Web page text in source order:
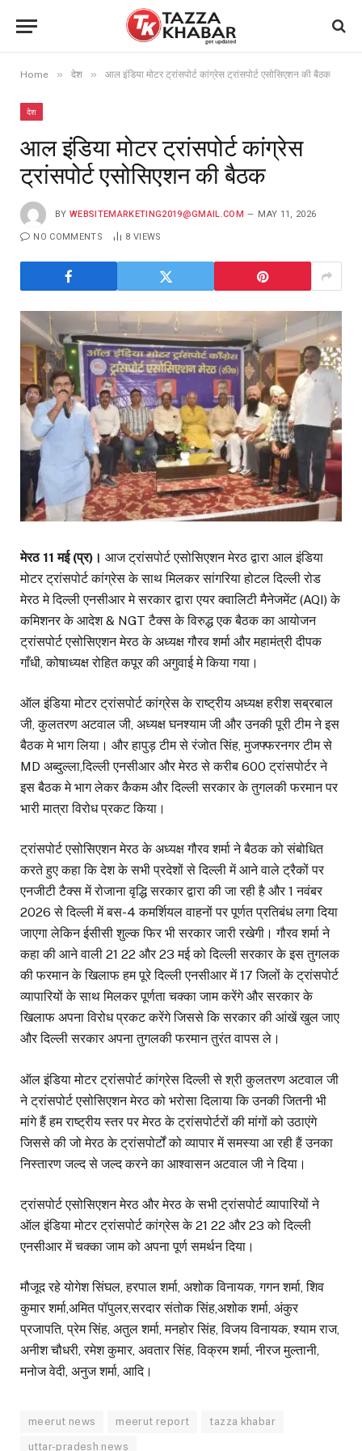
Home » देश » आल इंडिया मोटर ट्रांसपोर्ट कांग्रेस ट्रांसपोर्ट एसोसिएशन की बैठक
देश
आल इंडिया मोटर ट्रांसपोर्ट कांग्रेस
ट्रांसपोर्ट एसोसिएशन की बैठक
BY WEBSITEMARKETING2019@GMAIL.COM MAY 11, 2026
NO COMMENTS 8 VIEWS
मेरठ 11 मई (प्र)। आज ट्रांसपोर्ट एसोसिएशन मेरठ द्वारा आल इंडिया
मोटर ट्रांसपोर्ट कांग्रेस के साथ मिलकर सांगरिया होटल दिल्ली रोड
मेरठ मे दिल्ली एनसीआर मे सरकार द्वारा एयर क्वालिटी मैनेजमेंट (AQI) के
कमिशनर के आदेश & NGT टैक्स के विरुद्ध एक बैठक का आयोजन
ट्रांसपोर्ट एसोसिएशन मेरठ के अध्यक्ष गौरव शर्मा और महामंत्री दीपक
गाँधी, कोषाध्यक्ष रोहित कपूर की अगुवाई मे किया गया।
ऑल इंडिया मोटर ट्रांसपोर्ट कांग्रेस के राष्ट्रीय अध्यक्ष हरीश सब्रबाल
जी, कुलतरण अटवाल जी, अध्यक्ष घनश्याम जी और उनकी पूरी टीम ने इस
बैठक मे भाग लिया। और हापुड़ टीम से रंजोत सिंह, मुजफ्फरनगर टीम से
MD अब्दुल्ला,दिल्ली एनसीआर और मेरठ से करीब 600 ट्रांसपोर्टर ने
इस बैठक मे भाग लेकर कैकम और दिल्ली सरकार के तुगलकी फरमान पर
भारी मात्रा विरोध प्रकट किया।
ट्रांसपोर्ट एसोसिएशन मेरठ के अध्यक्ष गौरव शर्मा ने बैठक को संबोधित
करते हुए कहा कि देश के सभी प्रदेशों से दिल्ली में आने वाले ट्रैकों पर
एनजीटी टैक्स में रोजाना वृद्धि सरकार द्वारा की जा रही है और 1 नवंबर
2026 से दिल्ली में बस-4 कमर्शियल वाहनों पर पूर्णत प्रतिबंध लगा दिया
जाएगा लेकिन ईसीसी शुल्क फिर भी सरकार जारी रखेगी। गौरव शर्मा ने
कहा की आने वाली 21 22 और 23 मई को दिल्ली सरकार के इस तुगलक
की फरमान के खिलाफ हम पूरे दिल्ली एनसीआर में 17 जिलों के ट्रांसपोर्ट
व्यापारियों के साथ मिलकर पूर्णता चक्का जाम करेंगे और सरकार के
खिलाफ अपना विरोध प्रकट करेंगे जिससे कि सरकार की आंखें खुल जाए
और दिल्ली सरकार अपना तुगलकी फरमान तुरंत वापस ले।
ऑल इंडिया मोटर ट्रांसपोर्ट कांग्रेस दिल्ली से श्री कुलतरण अटवाल जी
ने ट्रांसपोर्ट एसोसिएशन मेरठ को भरोसा दिलाया कि उनकी जितनी भी
मांगे हैं हम राष्ट्रीय स्तर पर मेरठ के ट्रांसपोर्टरों की मांगों को उठाएंगे
जिससे की जो मेरठ के ट्रांसपोर्टों को व्यापार में समस्या आ रही हैं उनका
निस्तारण जल्द से जल्द करने का आश्वासन अटवाल जी ने दिया।
ट्रांसपोर्ट एसोसिएशन मेरठ और मेरठ के सभी ट्रांसपोर्ट व्यापारियों ने
ऑल इंडिया मोटर ट्रांसपोर्ट कांग्रेस के 21 22 और 23 को दिल्ली
एनसीआर में चक्का जाम को अपना पूर्ण समर्थन दिया।
मौजूद रहे योगेश सिंघल, हरपाल शर्मा, अशोक विनायक, गगन शर्मा, शिव
कुमार शर्मा,अमित पॉपुलर,सरदार संतोक सिंह,अशोक शर्मा, अंकुर
प्रजापति, प्रेम सिंह, अतुल शर्मा, मनहोर सिंह, विजय विनायक, श्याम राज,
अनीश चौधरी, रमेश कुमार, अवतार सिंह, विक्रम शर्मा, नीरज मुल्तानी,
मनोज वेदी, अनुज शर्मा, आदि।
meerut news meerut report tazza khabar
uttar-pradesh news